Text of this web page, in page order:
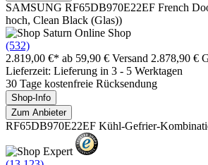
SAMSUNG RF65DB970E22EF French
hoch, Clean Black (Glas))
(532)
2.819,00 €* ab 59,90 € Versand 2.878,90 €
Lieferzeit: Lieferung in 3 - 5 Werktagen
30 Tage kostenfreie Rücksendung
Shop-Info
Zum Anbieter
RF65DB970E22EF Kühl-Gefrier-